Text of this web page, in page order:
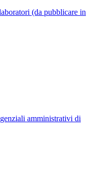
(da pubblicare in
amministrativi di